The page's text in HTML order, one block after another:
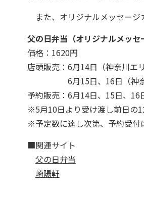
また、オリジナルメッセージ
父の日弁当（オリジナルメッセ
価格：1620円
店頭販売：6月14日（神奈川エ
6月15日、16日（神奈川
予約販売：6月14日、15日、16
※5月10日より受け渡し前日の
※予定数に達し次第、予約受付
■関連サイト
父の日弁当
崎陽軒